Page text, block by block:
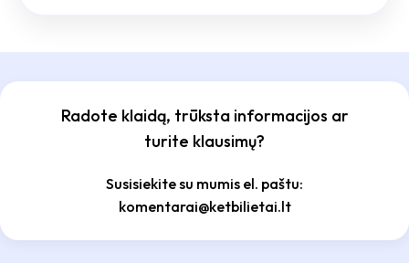
Radote klaidą, trūksta informacijos ar
turite klausimų?
Susisiekite su mumis el. paštu:
komentarai@ketbilietai.lt